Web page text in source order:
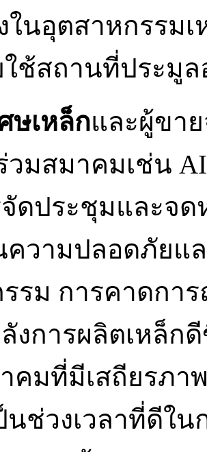
ในอุตสาหกรรม
ช้สถานที่ประมู
ษเหล็กและผู้ขา
วมสมาคมเช่น
ดประชุมและจ
วามปลอดภัยแ
รม การคาดกา
งการผลิตเหล็ก
คมที่มีเสถียรภา
ช่วงเวลาที่ดีใ